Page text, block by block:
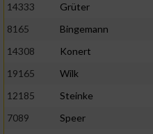
14333
Grüter
8165
Bingemann
14308
Konert
19165
Wilk
12185
Steinke
7089
Speer